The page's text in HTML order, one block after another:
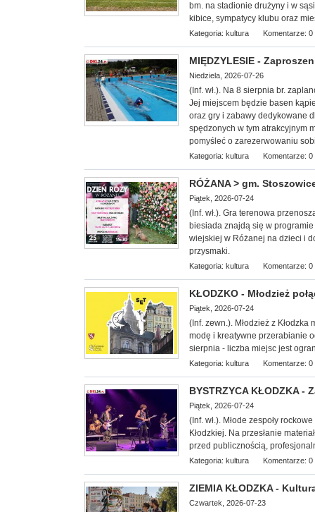
bm. na stadionie drużyny i w
kibice, sympatycy klubu oraz
Kategoria: kultura Komentarze: 0
MIĘDZYLESIE -
Niedziela, 2026-07-26
(Inf. wł.). Na 8 sierpnia br.
Jej miejscem będzie basen
oraz gry i zabawy dedykowane
spędzonych w tym atrakcyjnym
pomyśleć o zarezerwowaniu
Kategoria: kultura Komentarze: 0
RÓŻANA > gm.
Piątek, 2026-07-24
(Inf. wł.). Gra terenowa
biesiada znajdą się w
wiejskiej w Różanej na dzieci i
przysmaki.
Kategoria: kultura Komentarze: 0
KŁODZKO - Młodzież
Piątek, 2026-07-24
(Inf. zewn.). Młodzież z Kłodzka
modę i kreatywne przerabianie
sierpnia - liczba miejsc jest
Kategoria: kultura Komentarze: 0
BYSTRZYCA KŁODZKA -
Piątek, 2026-07-24
(Inf. wł.). Młode zespoły
Kłodzkiej. Na przesłanie
przed publicznością,
Kategoria: kultura Komentarze: 0
ZIEMIA KŁODZKA -
Czwartek, 2026-07-23